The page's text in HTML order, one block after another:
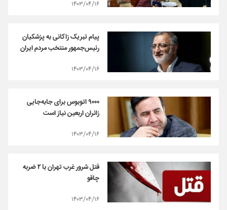
۱۴۰۳/۰۴/۱۶
پیام تبریک زاکانی به پزشکیان
رئیس‌جمهور منتخب مردم ایران
۱۴۰۳/۰۴/۱۶
۹۰۰۰ اتوبوس برای جابه‌جایی
زائران اربعین نیاز است
۱۴۰۳/۰۴/۱۶
قتل شرور غرب تهران با ۲ ضربه
چاقو
۱۴۰۳/۰۴/۱۶